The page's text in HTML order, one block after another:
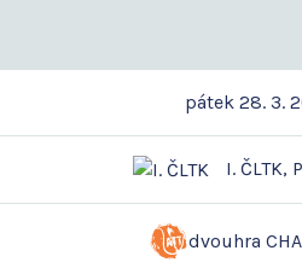
pátek 28. 3.
I. ČLTK,
dvouhra